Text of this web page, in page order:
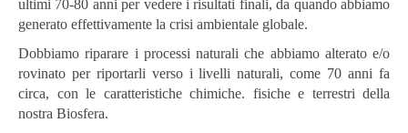
ultimi 70-80 anni per vedere i risultati finali, da quando abbiamo
generato effettivamente la crisi ambientale globale.
Dobbiamo riparare i processi naturali che abbiamo alterato e/o
rovinato per riportarli verso i livelli naturali, come 70 anni fa
circa, con le caratteristiche chimiche. fisiche e terrestri della
nostra Biosfera.